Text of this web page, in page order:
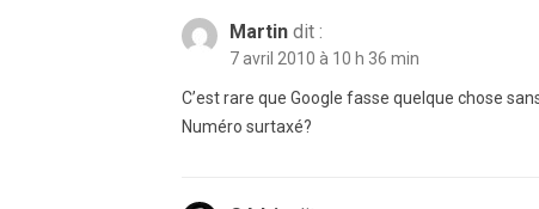
Martin dit :
7 avril 2010 à 10 h 36 min
C’est rare que Google fasse quelque chose
Numéro surtaxé?